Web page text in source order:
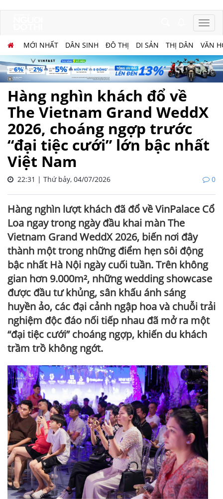
MỚI NHẤT DÂN SINH ĐÔ THỊ DI SẢN THỊ DÂN VĂN
Hàng nghìn khách đổ về
The Vietnam Grand WeddX
2026, choáng ngợp trước
“đại tiệc cưới” lớn bậc nhất
Việt Nam
22:31 | Thứ bảy, 04/07/2026 0
Hàng nghìn lượt khách đã đổ về VinPalace Cổ
Loa ngay trong ngày đầu khai màn The
Vietnam Grand WeddX 2026, biến nơi đây
thành một trong những điểm hẹn sôi động
bậc nhất Hà Nội ngày cuối tuần. Trên không
gian hơn 9.000m², những wedding showcase
được đầu tư khủng, sân khấu ánh sáng
huyền ảo, các đại cảnh ngập hoa và chuỗi trải
nghiệm độc đáo nối tiếp nhau đã mở ra một
“đại tiệc cưới” choáng ngợp, khiến du khách
trầm trồ không ngớt.